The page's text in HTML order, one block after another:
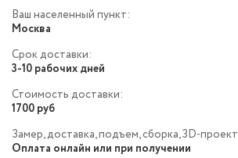
Ваш населенный пункт:
Москва
Срок доставки:
3-10 рабочих дней
Стоимость доставки:
1700 руб
Замер, доставка, подъем, сборка, 3D-проект
Оплата онлайн или при получении